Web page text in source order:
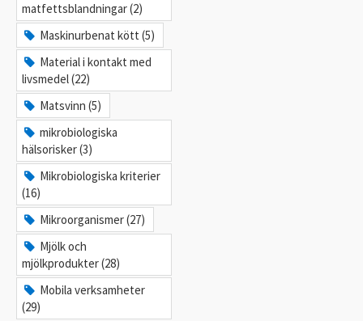
matfettsblandningar (2)
Maskinurbenat kött (5)
Material i kontakt med
livsmedel (22)
Matsvinn (5)
mikrobiologiska
hälsorisker (3)
Mikrobiologiska kriterier
(16)
Mikroorganismer (27)
Mjölk och
mjölkprodukter (28)
Mobila verksamheter
(29)